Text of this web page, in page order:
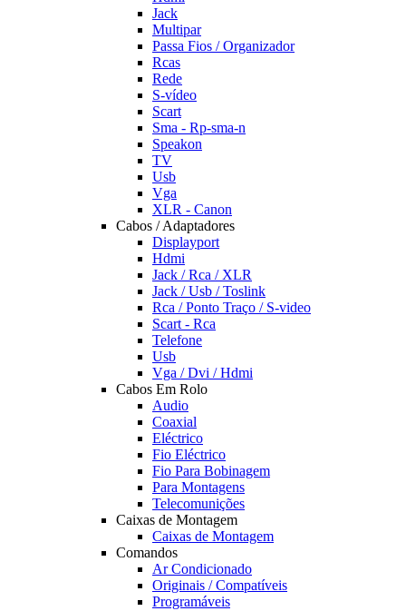
Jack
Multipar
Passa Fios / Organizador
Rcas
Rede
S-vídeo
Scart
Sma - Rp-sma-n
Speakon
TV
Usb
Vga
XLR - Canon
Cabos / Adaptadores
Displayport
Hdmi
Jack / Rca / XLR
Jack / Usb / Toslink
Rca / Ponto Traço / S-video
Scart - Rca
Telefone
Usb
Vga / Dvi / Hdmi
Cabos Em Rolo
Audio
Coaxial
Eléctrico
Fio Eléctrico
Fio Para Bobinagem
Para Montagens
Telecomunições
Caixas de Montagem
Caixas de Montagem
Comandos
Ar Condicionado
Originais / Compatíveis
Programáveis